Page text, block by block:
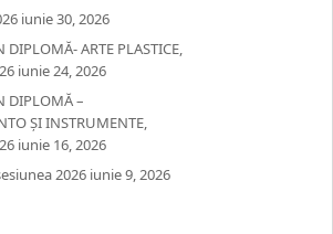
iunie 30, 2026
DIPLOMĂ- ARTE PLASTICE,
iunie 24, 2026
DIPLOMĂ –
ȘI INSTRUMENTE,
iunie 16, 2026
2026 iunie 9, 2026